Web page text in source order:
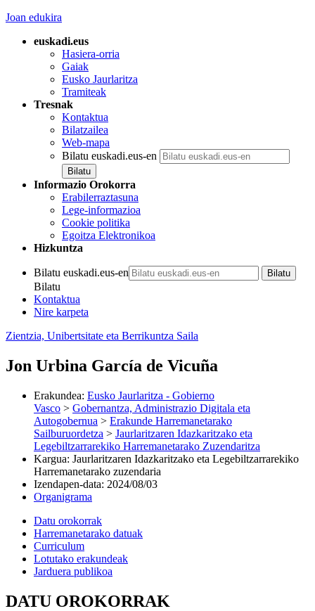
Joan edukira
euskadi.eus
Hasiera-orria
Gaiak
Eusko Jaurlaritza
Tramiteak
Tresnak
Kontaktua
Bilatzailea
Web-mapa
Bilatu euskadi.eus-en
Informazio Orokorra
Erabilerraztasuna
Lege-informazioa
Cookie politika
Egoitza Elektronikoa
Hizkuntza
Bilatu euskadi.eus-en
Bilatu
Kontaktua
Nire karpeta
Zientzia, Unibertsitate eta Berrikuntza Saila
Jon Urbina García de Vicuña
Erakundea: Eusko Jaurlaritza - Gobierno
Vasco > Gobernantza, Administrazio Digitala eta
Autogobernua > Erakunde Harremanetarako
Sailburuordetza > Jaurlaritzaren Idazkaritzako eta
Legebiltzarrarekiko Harremanetarako Zuzendaritza
Kargua: Jaurlaritzaren Idazkaritzako eta Legebiltzarrarekiko
Harremanetarako zuzendaria
Izendapen-data: 2024/08/03
Organigrama
Datu orokorrak
Harremanetarako datuak
Curriculum
Lotutako erakundeak
Jarduera publikoa
DATU OROKORRAK